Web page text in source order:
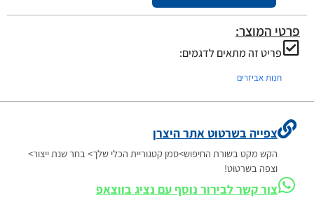
פרטי המוצר:
פריט זה מתאים לדגמים:
חנות אביזרים
צפייה בשרטוט אתר היצרן
הקש מקט בשורת החיפוש>סמן קטגוריית הכלי שלך> בחר שנת ייצור>
וצפה בשרטוט!
צור קשר לבירור נוסף עם נציג בווצאפ